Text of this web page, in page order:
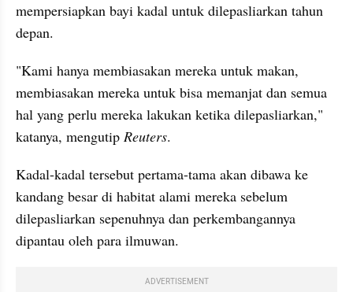
mempersiapkan bayi kadal untuk dilepasliarkan tahun
depan.
"Kami hanya membiasakan mereka untuk makan,
membiasakan mereka untuk bisa memanjat dan semua
hal yang perlu mereka lakukan ketika dilepasliarkan,"
katanya, mengutip Reuters.
Kadal-kadal tersebut pertama-tama akan dibawa ke
kandang besar di habitat alami mereka sebelum
dilepasliarkan sepenuhnya dan perkembangannya
dipantau oleh para ilmuwan.
ADVERTISEMENT